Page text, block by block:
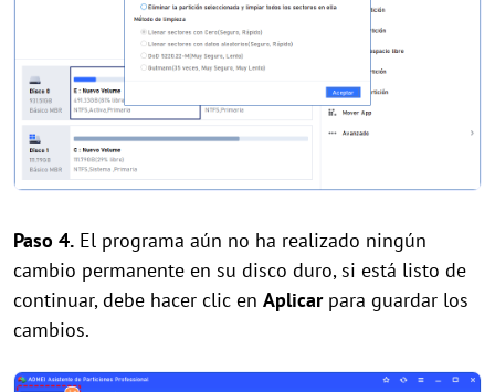
Paso 4. El programa aún no ha realizado ningún
cambio permanente en su disco duro, si está listo de
continuar, debe hacer clic en Aplicar para guardar los
cambios.